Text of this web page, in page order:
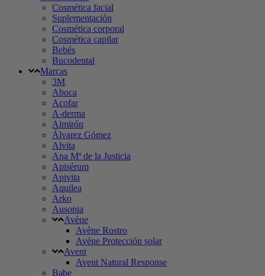
Cosmética facial
Suplementación
Cosmética corporal
Cosmética capilar
Bebés
Bucodental
Marcas
3M
Aboca
Acofar
A-derma
Almirón
Álvarez Gómez
Alvita
Ana Mª de la Justicia
Apisérum
Apivita
Aquilea
Arko
Ausonia
Avène
Avène Rostro
Avéne Protección solar
Avent
Avent Natural Response
Babe